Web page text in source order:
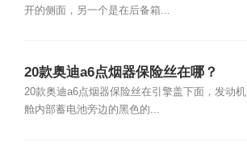
开的侧面，另一个是在后备箱...
20款奥迪a6点烟器保险丝在哪？
20款奥迪a6点烟器保险丝在引擎盖下面，发动机
舱内部蓄电池旁边的黑色的...